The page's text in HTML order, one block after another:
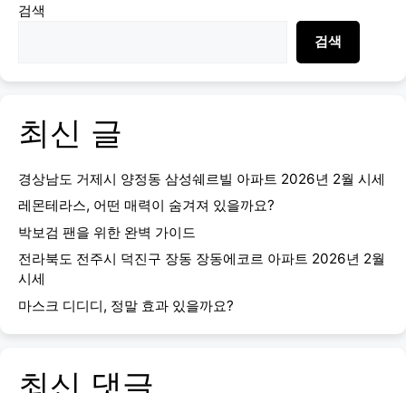
검색
검색
최신 글
경상남도 거제시 양정동 삼성쉐르빌 아파트 2026년 2월 시세
레몬테라스, 어떤 매력이 숨겨져 있을까요?
박보검 팬을 위한 완벽 가이드
전라북도 전주시 덕진구 장동 장동에코르 아파트 2026년 2월
시세
마스크 디디디, 정말 효과 있을까요?
최신 댓글